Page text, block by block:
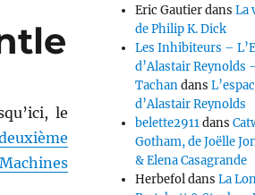
le
Eric GautierdansLa
de Philip K. Dick
Les Inhibiteurs –
d’Alastair Reynolds
Tachandans
d’Alastair Reynolds
belette2911dans
Gotham, de Joëlle
& Elena Casagrande
HerbefoldansLa